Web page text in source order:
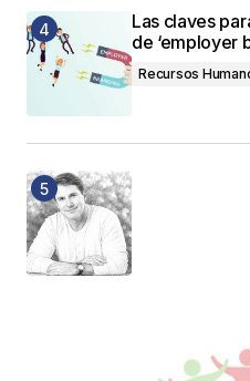
Las claves
de ‘employer
Recursos